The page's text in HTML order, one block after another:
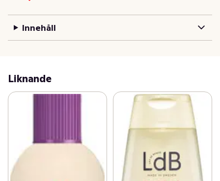
berikat med australisk macadamianötolja. Dessutom
doftar det himmelskt! Maca-löst! Ger nytt liv till torrt
och sprött hår som haft lite för kul (om det ens är
möjligt?).
Innehåll
Liknande